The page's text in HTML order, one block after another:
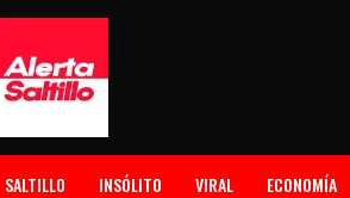
SALTILLO INSÓLITO VIRAL ECONOMÍA